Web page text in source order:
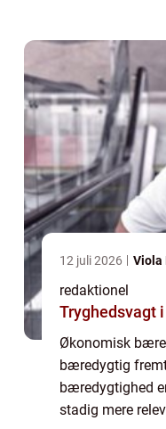
klimaforandring...
12 juli 2026 Viola
redaktionel
Tryghedsvagt
Økonomisk
bæredygtig
bæredygtighed
stadig mere